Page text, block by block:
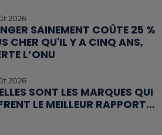
2026
SAINEMENT COÛTE 25 %
CHER QU'IL Y A CINQ ANS,
L’ONU
2026
SONT LES MARQUES QUI
LE MEILLEUR RAPPORT...